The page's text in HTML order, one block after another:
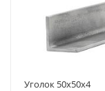
Уголок 50х50х4